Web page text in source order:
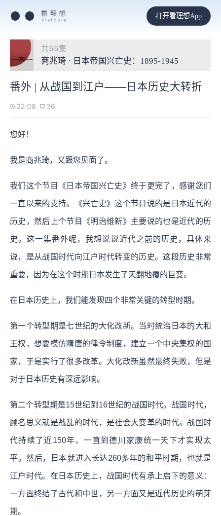
打开看理想App
共55集
商兆琦 · 日本帝国兴亡史：1895-1945
番外 | 从战国到江户——日本历史大转折
22:08 36
您好！
我是商兆琦，又跟您见面了。
我们这个节目《日本帝国兴亡史》终于更完了，感谢您们
一直以来的支持。《兴亡史》这个节目说的是日本近代的
历史，然后上个节目《明治维新》主要说的也是近代的历
史。这一集番外呢，我想说说近代之前的历史，具体来
说，是从战国时代向江户时代转变的历史。这段历史非常
重要，因为在这个时期日本发生了天翻地覆的巨变。
在日本历史上，我们能发现四个非常关键的转型时期。
第一个转型期是七世纪的大化改新。当时统治日本的大和
王权，想要模仿隋唐的律令制度，建立一个中央集权的国
家，于是实行了很多改革。大化改新虽然最终失败，但是
对于日本历史有深远影响。
第二个转型期是15世纪到16世纪的战国时代。战国时代，
顾名思义就是战乱的时代，是社会大变革的时代。战国时
代持续了近150年，一直到德川家康统一天下才实现太
平。然后，日本就进入长达260多年的和平时期，也就是
江户时代。在日本历史上，战国时代有承上启下的意义：
一方面终结了古代和中世，另一方面又是近代历史的萌芽
期。